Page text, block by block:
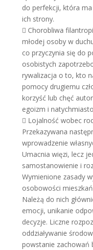
do perfekcji, która
ich strony.
 Chorobliwa
młodej osoby w
co przyczynia się do
osobistych
rywalizacja o to, kto
pomocy drugiemu
korzyść lub chęć
egoizm i
 Lojalność wobec
Przekazywana
wprowadzenie
Umacnia więzi, lecz
samostanowienie i
Wymienione zasady
osobowości
Należą do nich
emocji, unikanie
decyzje. Liczne
oddziaływanie
powstanie zachowań